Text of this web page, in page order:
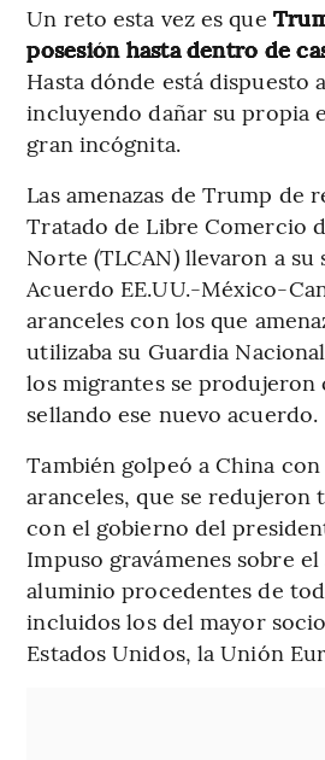
Un reto esta vez es que
posesión hasta dentro de
Hasta dónde está dispuesto
incluyendo dañar su propia
gran incógnita.
Las amenazas de Trump de
Tratado de Libre Comercio
Norte (TLCAN) llevaron a
Acuerdo EE.UU.-México-
aranceles con los que
utilizaba su Guardia
los migrantes se produjeron
sellando ese nuevo acuerdo.
También golpeó a China
aranceles, que se redujeron
con el gobierno del
Impuso gravámenes sobre
aluminio procedentes de
incluidos los del mayor
Estados Unidos, la Unión